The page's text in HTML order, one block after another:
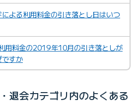
よる利用料金の引き落とし日はいつ
用料金の2019年10月の引き落としが
すか
退会カテゴリ内のよくある